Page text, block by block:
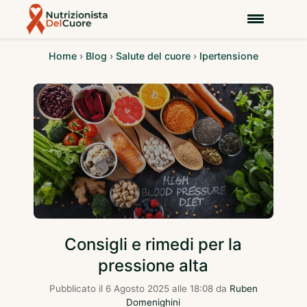
Home› Blog › Salute del cuore› Ipertensione
Consigli e rimedi per la
pressione alta
Pubblicato il 6 Agosto 2025 alle 18:08 da Ruben
Domenighini